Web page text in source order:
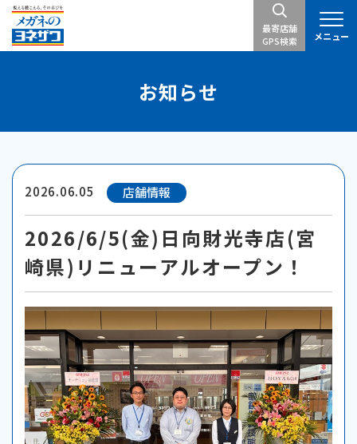
最寄店舗
GPS検索
お知らせ
2026.06.05 店舗情報
2026/6/5(金)日向財光寺店(宮
崎県)リニューアルオープン！
メニュー